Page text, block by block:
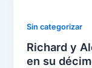
Sin categorizar
Richard y
en su